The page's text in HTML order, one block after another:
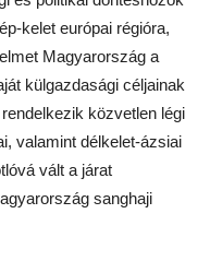
kelet európai régióra,
Magyarország a
külgazdasági céljainak
közvetlen légi
valamint délkelet-ázsiai
vált a járat
sanghaji